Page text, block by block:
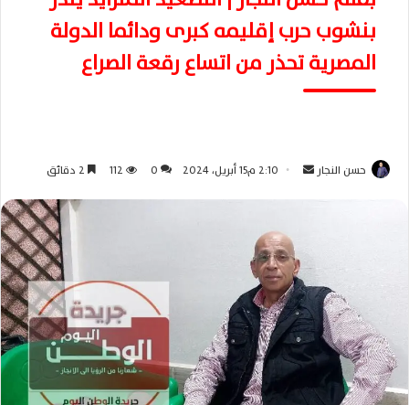
بنشوب حرب إقليمه كبرى ودائما الدولة
المصرية تحذر من اتساع رقعة الصراع
حسن النجار
ب
ر
ي
د
ا
إ
ل
2:10 م15 أبريل، 2024 0
112